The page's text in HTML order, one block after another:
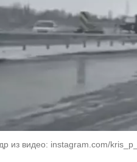
из видео: instagram.com/